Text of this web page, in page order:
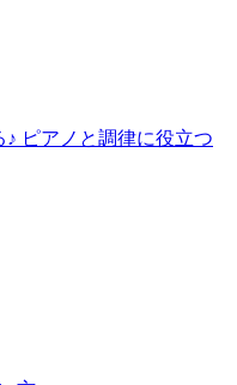
ピアノと調律に役立つ